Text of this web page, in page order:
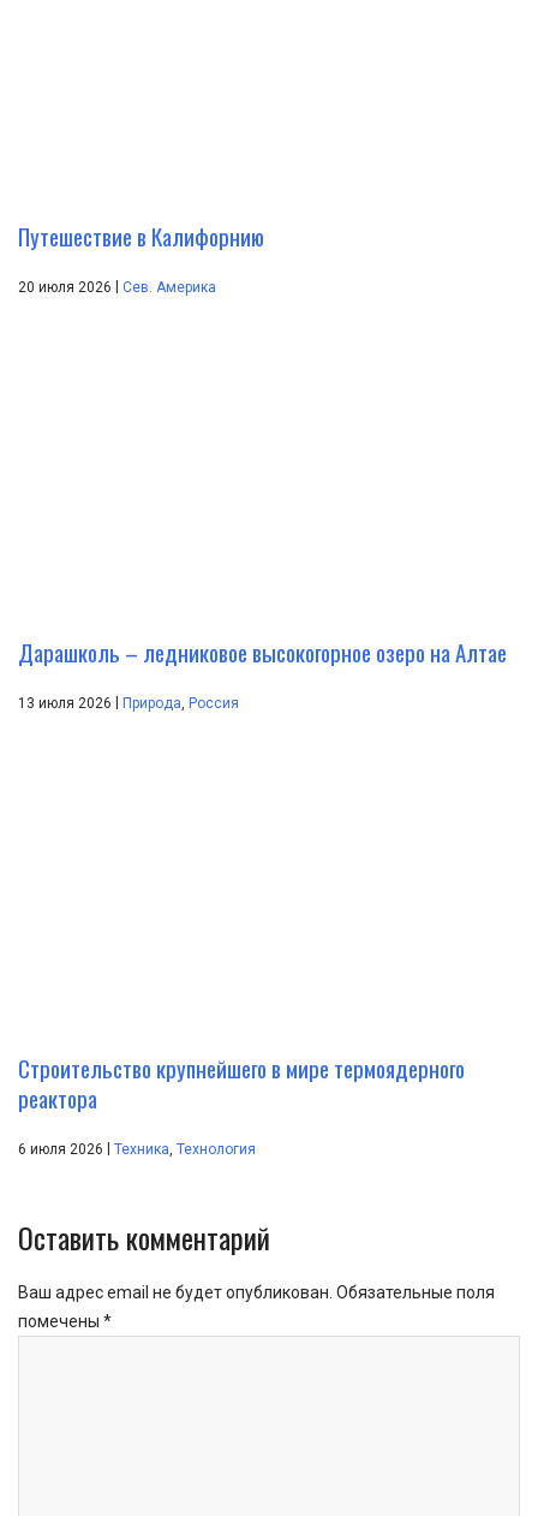
Путешествие в Калифорнию
20 июля 2026 Сев. Америка
Дарашколь – ледниковое высокогорное озеро на Алтае
13 июля 2026 Природа, Россия
Строительство крупнейшего в мире термоядерного
реактора
6 июля 2026 | Техника, Технология
Оставить комментарий
Ваш адрес email не будет опубликован. Обязательные поля
помечены *